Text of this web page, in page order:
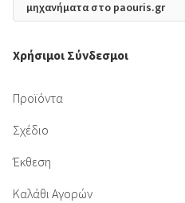
μηχανήματα στο paouris.gr
Χρήσιμοι Σύνδεσμοι
Προϊόντα
Σχέδιο
Έκθεση
Καλάθι Αγορών